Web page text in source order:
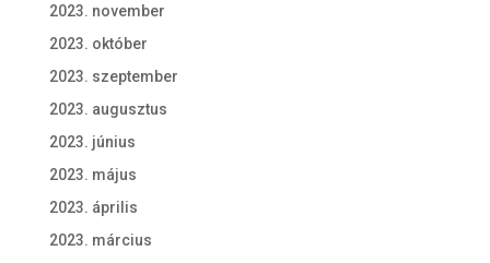
2023. november
2023. október
2023. szeptember
2023. augusztus
2023. június
2023. május
2023. április
2023. március